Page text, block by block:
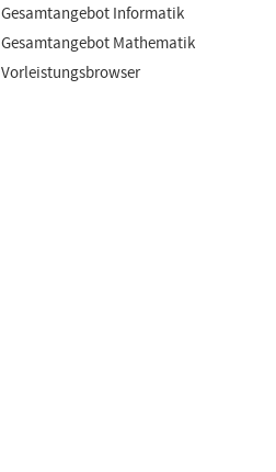
Gesamtangebot Informatik
Gesamtangebot Mathematik
Vorleistungsbrowser